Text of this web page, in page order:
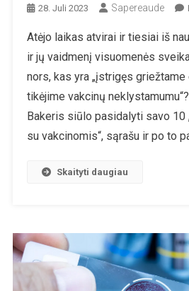
28. Juli 2023 Sapereaude
Atėjo laikas atvirai ir tiesiai iš
ir jų vaidmenį visuomenės
nors, kas yra „įstrigęs
tikėjime vakcinų
Bakeris siūlo pasidalyti savo 10
su vakcinomis“, sąrašu ir po to
Skaityti daugiau